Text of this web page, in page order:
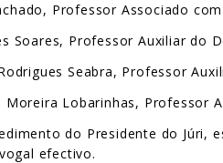
Professor Associado
Soares, Professor Auxiliar do
Seabra, Professor
Moreira Lobarinhas, Professor
do Presidente do
efectivo.